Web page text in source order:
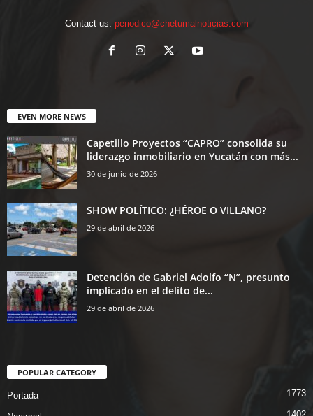
Contact us: periodico@chetumalnoticias.com
EVEN MORE NEWS
Capetillo Proyectos “CAPRO” consolida su
liderazgo inmobiliario en Yucatán con más...
30 de junio de 2026
SHOW POLÍTICO: ¿HÉROE O VILLANO?
29 de abril de 2026
Detención de Gabriel Adolfo “N”, presunto
implicado en el delito de...
29 de abril de 2026
POPULAR CATEGORY
Portada 1773